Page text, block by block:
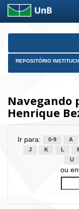
Skip
REPOSITÓRIO
Navegando
Henrique
Ir para: 0-9 A
J
K L
U
ou